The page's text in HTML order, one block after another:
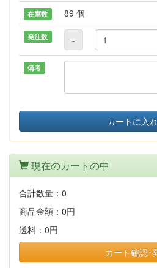
在庫数 89 個
発注数 -
備考
カートに入
現在のカートの中
合計数量： 0
商品金額： 0円
送料： 0円
カート確認･